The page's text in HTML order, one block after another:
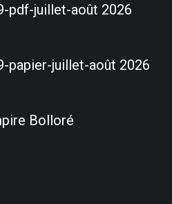
pdf-juillet-août 2026
papier-juillet-août 2026
Bolloré